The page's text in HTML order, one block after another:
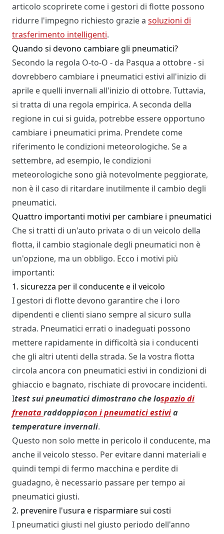
articolo scoprirete come i gestori di flotte possono
ridurre l'impegno richiesto grazie a soluzioni di
trasferimento intelligenti.
Quando si devono cambiare gli pneumatici?
Secondo la regola O-to-O - da Pasqua a ottobre - si
dovrebbero cambiare i pneumatici estivi all'inizio di
aprile e quelli invernali all'inizio di ottobre. Tuttavia,
si tratta di una regola empirica. A seconda della
regione in cui si guida, potrebbe essere opportuno
cambiare i pneumatici prima. Prendete come
riferimento le condizioni meteorologiche. Se a
settembre, ad esempio, le condizioni
meteorologiche sono già notevolmente peggiorate,
non è il caso di ritardare inutilmente il cambio degli
pneumatici.
Quattro importanti motivi per cambiare i pneumatici
Che si tratti di un'auto privata o di un veicolo della
flotta, il cambio stagionale degli pneumatici non è
un'opzione, ma un obbligo. Ecco i motivi più
importanti:
1. sicurezza per il conducente e il veicolo
I gestori di flotte devono garantire che i loro
dipendenti e clienti siano sempre al sicuro sulla
strada. Pneumatici errati o inadeguati possono
mettere rapidamente in difficoltà sia i conducenti
che gli altri utenti della strada. Se la vostra flotta
circola ancora con pneumatici estivi in condizioni di
ghiaccio e bagnato, rischiate di provocare incidenti.
Itest sui pneumatici dimostrano che lospazio di
frenataraddoppiacon i pneumatici estivia
temperature invernali.
Questo non solo mette in pericolo il conducente, ma
anche il veicolo stesso. Per evitare danni materiali e
quindi tempi di fermo macchina e perdite di
guadagno, è necessario passare per tempo ai
pneumatici giusti.
2. prevenire l'usura e risparmiare sui costi
I pneumatici giusti nel giusto periodo dell'anno